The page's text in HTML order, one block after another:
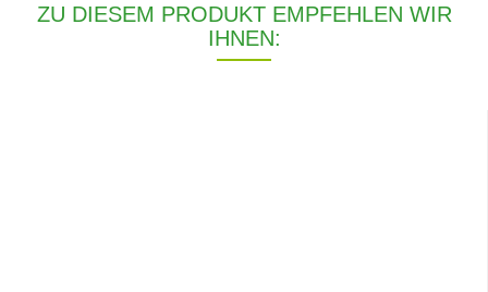
ZU DIESEM PRODUKT EMPFEHLEN WIR
IHNEN: